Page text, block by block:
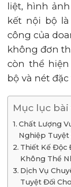
liệt, hình
kết nội bộ
công của
không đơn
còn thể
bộ và nét
Mục lục bài
Chất Lượng
Nghiệp Tuyệt
Thiết Kế Độc
Không Thể
Dịch Vụ
Tuyệt Đối